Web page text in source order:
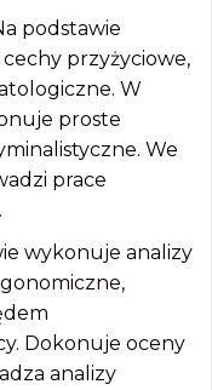
podstawie
przyżyciowe,
W
proste
We
prace
wykonuje analizy
Dokonuje oceny
analizy